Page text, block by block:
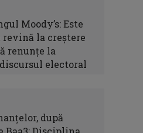
Moody’s: Este
revină la creștere
renunțe la
electoral
după